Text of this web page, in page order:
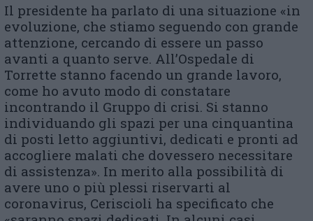
Il presidente ha parlato di una situazione «in
evoluzione, che stiamo seguendo con grande
attenzione, cercando di essere un passo
avanti a quanto serve. All’Ospedale di
Torrette stanno facendo un grande lavoro,
come ho avuto modo di constatare
incontrando il Gruppo di crisi. Si stanno
individuando gli spazi per una cinquantina
di posti letto aggiuntivi, dedicati e pronti ad
accogliere malati che dovessero necessitare
di assistenza». In merito alla possibilità di
avere uno o più plessi riservarti al
coronavirus, Ceriscioli ha specificato che